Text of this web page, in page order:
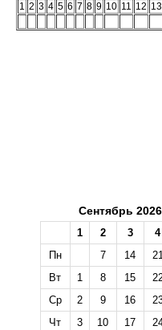
1 2 3 4 5 6 7 8 9 10 11 12 13
Сентябрь 2026
1 2 3 4
Пн
7 14
Вт
1 8 15
Ср
2 9 16
Чт
3 10 17